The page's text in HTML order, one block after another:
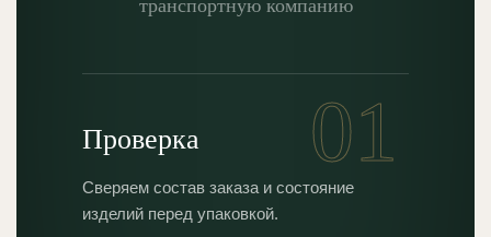
транспортную компанию
01
Проверка
Сверяем состав заказа и состояние
изделий перед упаковкой.